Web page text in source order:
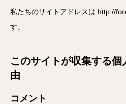
私たちのサイトアドレスは http://
す。
このサイトが収集する
由
コメント